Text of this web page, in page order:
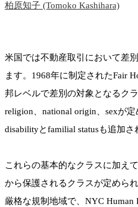
柏原知子 (Tomoko Kashihara)
米国では不動産取引において差
ます。1968年に制定されたFair
邦レベルで差別の対象となるクラ
religion、national origin、sexが定
disabilityとfamilial statusも追加さ
これらの基本的なクラスに加え
から保護されるクラスが定めら
厳格な規制地域で、NYC Human